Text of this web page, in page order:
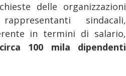
delle organizzazioni
sindacali,
in termini di salario,
circa 100 mila dipendenti